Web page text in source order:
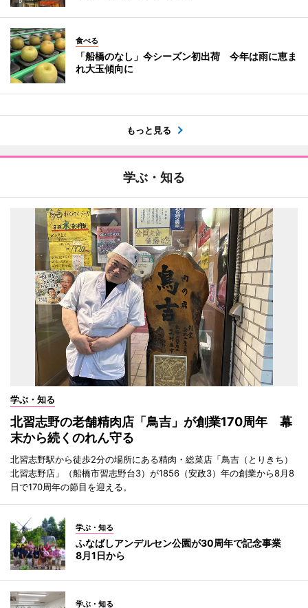
食べる
「船橋のなし」今シーズン初出荷 今年は雨に恵ま
れ大玉傾向に
もっと見る
学ぶ・知る
学ぶ・知る
北習志野の老舗精肉店「鳥吉」が創業170周年 幕
末から続くのれん守る
北習志野駅から徒歩2分の場所にある精肉・総菜店「鳥吉（とりきち）
北習志野店」（船橋市習志野台3）が1856（安政3）年の創業から8月8
日で170周年の節目を迎える。
学ぶ・知る
ふなばしアンデルセン公園が30周年で記念事業
8月1日から
学ぶ・知る